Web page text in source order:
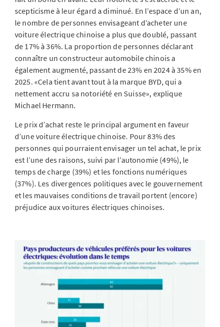
scepticisme à leur égard a diminué. En l’espace d’un an,
le nombre de personnes envisageant d’acheter une
voiture électrique chinoise a plus que doublé, passant
de 17% à 36%. La proportion de personnes déclarant
connaître un constructeur automobile chinois a
également augmenté, passant de 23% en 2024 à 35% en
2025. «Cela tient avant tout à la marque BYD, qui a
nettement accru sa notoriété en Suisse», explique
Michael Hermann.
Le prix d’achat reste le principal argument en faveur
d’une voiture électrique chinoise. Pour 83% des
personnes qui pourraient envisager un tel achat, le prix
est l’une des raisons, suivi par l’autonomie (49%), le
temps de charge (39%) et les fonctions numériques
(37%). Les divergences politiques avec le gouvernement
et les mauvaises conditions de travail portent (encore)
préjudice aux voitures électriques chinoises.